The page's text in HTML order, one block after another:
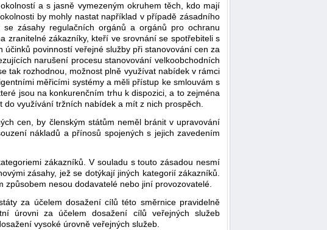
a s jasně vymezeným okruhem těch, kdo mají
by mohly nastat například v případě zásadního
zásahy regulačních orgánů a orgánů pro ochranu
zranitelné zákazníky, kteří ve srovnání se spotřebiteli s
povinností veřejné služby při stanovování cen za
narušení procesu stanovování velkoobchodních
tak rozhodnou, možnost plně využívat nabídek v rámci
měřicími systémy a měli přístup ke smlouvám s
jsou na konkurenčním trhu k dispozici, a to zejména
do využívání tržních nabídek a mít z nich prospěch.
cen, by členským státům neměl bránit v upravování
nákladů a přínosů spojených s jejich zavedením
zákazníků. V souladu s touto zásadou nesmí
zásahy, jež se dotýkají jiných kategorií zákazníků.
nesou dodavatelé nebo jiní provozovatelé.
za účelem dosažení cílů této směrnice pravidelně
úrovni za účelem dosažení cílů veřejných služeb
vysoké úrovně veřejných služeb.